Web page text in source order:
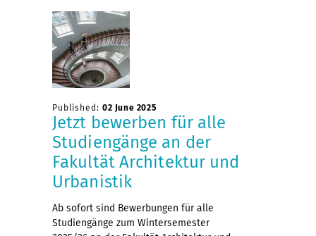
Published: 02 June 2025
Jetzt bewerben für alle
Studiengänge an der
Fakultät Architektur und
Urbanistik
Ab sofort sind Bewerbungen für alle
Studiengänge zum Wintersemester